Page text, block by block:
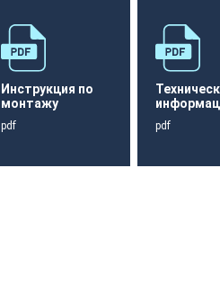
Инструкция по
монтажу
pdf pdf